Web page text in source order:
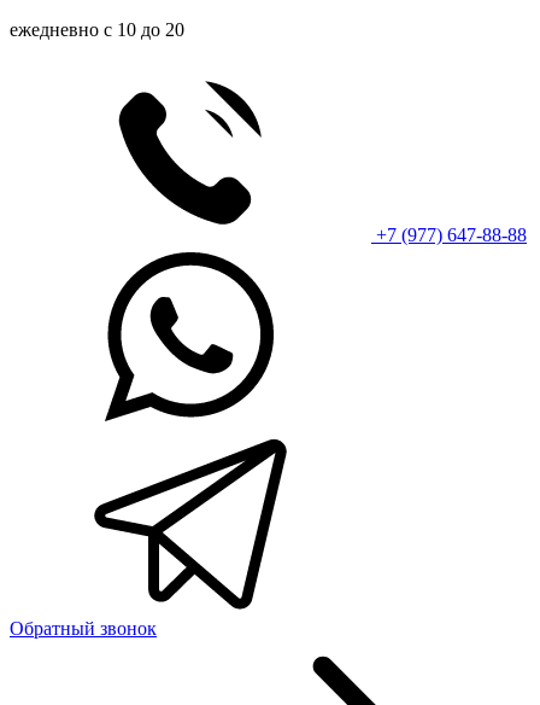
ежедневно с 10 до 20
+7 (977) 647-88-88
Обратный звонок